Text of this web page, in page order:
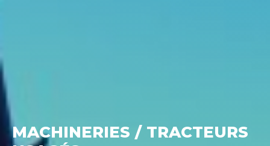
MACHINERIES / TRACTEURS